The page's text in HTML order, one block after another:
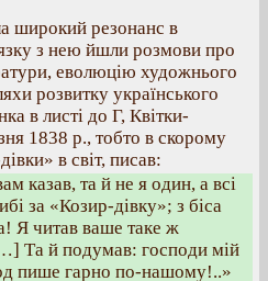
широкий резонанс в
з нею йшли розмови про
еволюцію художнього
розвитку українського
в листі до Г, Квітки-
1838 р., тобто в скорому
в світ, писав:
казав, та й не я один, а всі
за «Козир-дівку»; з біса
Я читав ваше таке ж
Та й подумав: господи мій
пише гарно по-нашому!..»